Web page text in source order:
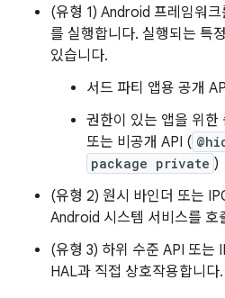
(유형 1) Android 프레임워
를 실행합니다. 실행되는 특
있습니다.
서드 파티 앱용 공개
권한이 있는 앱을 위한
또는 비공개 API (
package private )
(유형 2) 원시 바인더 또는
Android 시스템 서비스를 호
(유형 3) 하위 수준 API 또는
HAL과 직접 상호작용합니다.